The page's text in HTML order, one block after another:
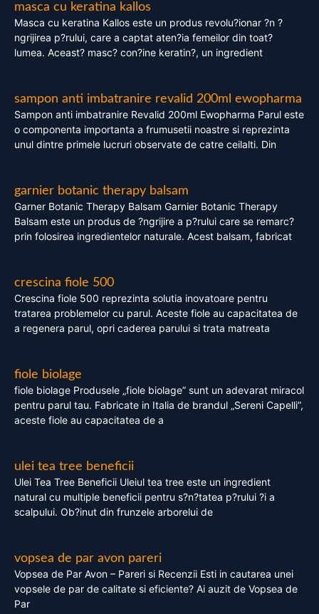
masca cu keratina kallos
Masca cu keratina Kallos este un produs revolu?ionar ?n ?
ngrijirea p?rului, care a captat aten?ia femeilor din toat?
lumea. Aceast? masc? con?ine keratin?, un ingredient
sampon anti imbatranire revalid 200ml ewopharma
Sampon anti imbatranire Revalid 200ml Ewopharma Parul este
o componenta importanta a frumusetii noastre si reprezinta
unul dintre primele lucruri observate de catre ceilalti. Din
garnier botanic therapy balsam
Garner Botanic Therapy Balsam Garnier Botanic Therapy
Balsam este un produs de ?ngrijire a p?rului care se remarc?
prin folosirea ingredientelor naturale. Acest balsam, fabricat
crescina fiole 500
Crescina fiole 500 reprezinta solutia inovatoare pentru
tratarea problemelor cu parul. Aceste fiole au capacitatea de
a regenera parul, opri caderea parului si trata matreata
fiole biolage
fiole biolage Produsele „fiole biolage” sunt un adevarat miracol
pentru parul tau. Fabricate in Italia de brandul „Sereni Capelli”,
aceste fiole au capacitatea de a
ulei tea tree beneficii
Ulei Tea Tree Beneficii Uleiul tea tree este un ingredient
natural cu multiple beneficii pentru s?n?tatea p?rului ?i a
scalpului. Ob?inut din frunzele arborelui de
vopsea de par avon pareri
Vopsea de Par Avon – Pareri si Recenzii Esti in cautarea unei
vopsele de par de calitate si eficiente? Ai auzit de Vopsea de
Par